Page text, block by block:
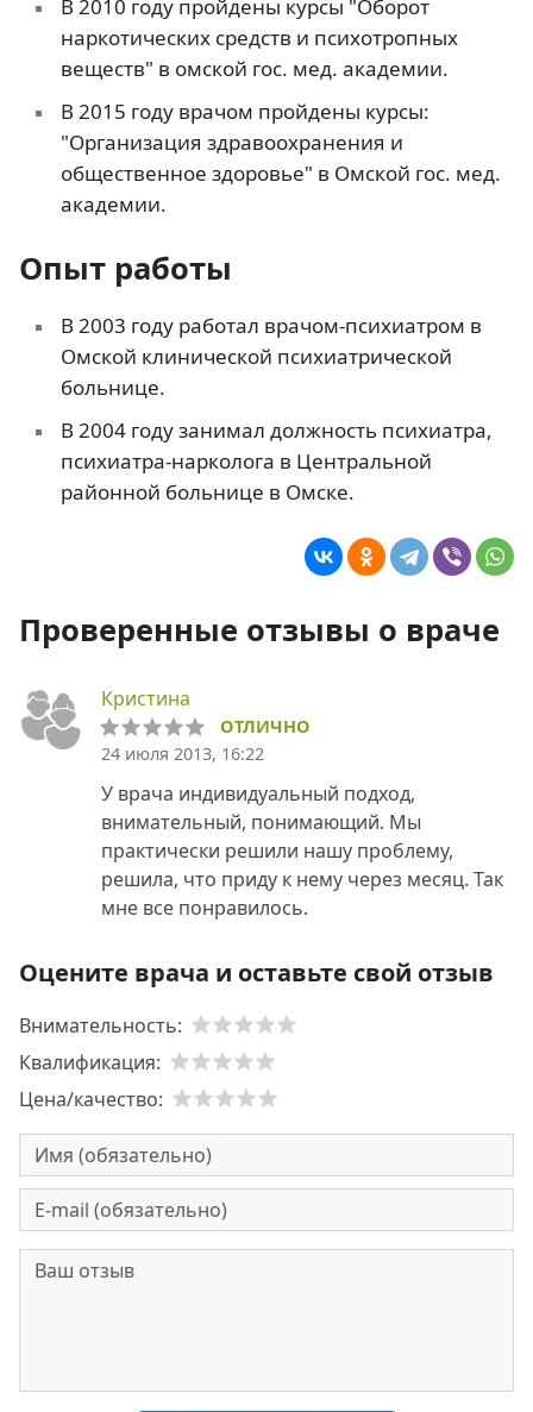
В 2010 году пройдены курсы "Оборот
наркотических средств и психотропных
веществ" в омской гос. мед. академии.
В 2015 году врачом пройдены курсы:
"Организация здравоохранения и
общественное здоровье" в Омской гос. мед.
академии.
Опыт работы
В 2003 году работал врачом-психиатром в
Омской клинической психиатрической
больнице.
В 2004 году занимал должность психиатра,
психиатра-нарколога в Центральной
районной больнице в Омске.
Проверенные отзывы о враче
Кристина
ОТЛИЧНО
24 июля 2013, 16:22
У врача индивидуальный подход,
внимательный, понимающий. Мы
практически решили нашу проблему,
решила, что приду к нему через месяц. Так
мне все понравилось.
Оцените врача и оставьте свой отзыв
Внимательность:
Квалификация:
Цена/качество: